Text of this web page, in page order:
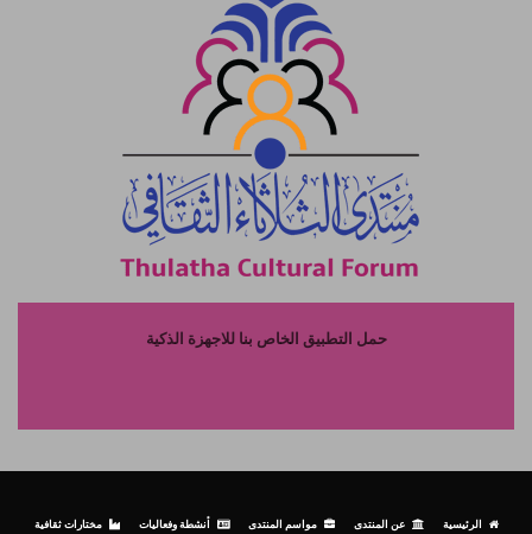
حمل التطبيق الخاص بنا للاجهزة الذكية
الرئيسية عن المنتدى مواسم المنتدى أنشطة وفعاليات مختارات ثقافية